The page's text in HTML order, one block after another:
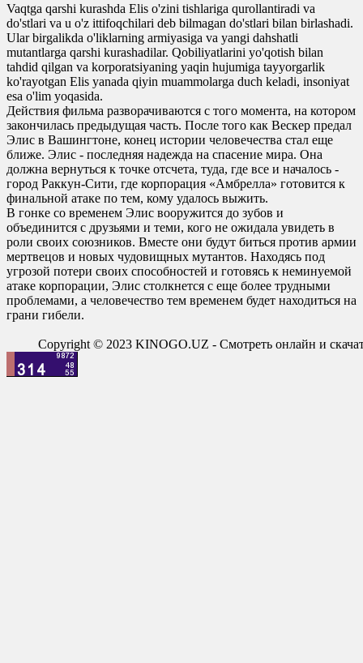
Vaqtga qarshi kurashda Elis o'zini tishlariga qurollantiradi va
do'stlari va u o'z ittifoqchilari deb bilmagan do'stlari bilan birlashadi.
Ular birgalikda o'liklarning armiyasiga va yangi dahshatli
mutantlarga qarshi kurashadilar. Qobiliyatlarini yo'qotish bilan
tahdid qilgan va korporatsiyaning yaqin hujumiga tayyorgarlik
ko'rayotgan Elis yanada qiyin muammolarga duch keladi, insoniyat
esa o'lim yoqasida.
Действия фильма разворачиваются с того момента, на котором
закончилась предыдущая часть. После того как Вескер предал
Элис в Вашингтоне, конец истории человечества стал еще
ближе. Элис - последняя надежда на спасение мира. Она
должна вернуться к точке отсчета, туда, где все и началось -
город Раккун-Сити, где корпорация «Амбрелла» готовится к
финальной атаке по тем, кому удалось выжить.
В гонке со временем Элис вооружится до зубов и
объединится с друзьями и теми, кого не ожидала увидеть в
роли своих союзников. Вместе они будут биться против армии
мертвецов и новых чудовищных мутантов. Находясь под
угрозой потери своих способностей и готовясь к неминуемой
атаке корпорации, Элис столкнется с еще более трудными
проблемами, а человечество тем временем будет находиться на
грани гибели.
Copyright © 2023 KINOGO.UZ - Смотреть онлайн и